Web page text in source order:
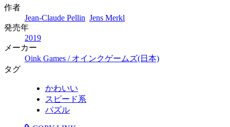
作者
Jean-Claude Pellin Jens Merkl
発売年
2019
メーカー
Oink Games / オインクゲームズ(日本)
タグ
かわいい
スピード系
パズル